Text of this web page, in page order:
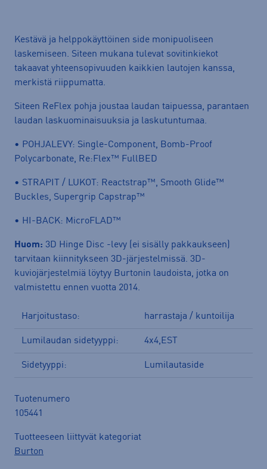
Kestävä ja helppokäyttöinen side monipuoliseen
laskemiseen. Siteen mukana tulevat sovitinkiekot
takaavat yhteensopivuuden kaikkien lautojen kanssa,
merkistä riippumatta.
Siteen ReFlex pohja joustaa laudan taipuessa, parantaen
laudan laskuominaisuuksia ja laskutuntumaa.
• POHJALEVY: Single-Component, Bomb-Proof
Polycarbonate, Re:Flex™ FullBED
• STRAPIT / LUKOT: Reactstrap™, Smooth Glide™
Buckles, Supergrip Capstrap™
• HI-BACK: MicroFLAD™
Huom: 3D Hinge Disc -levy (ei sisälly pakkaukseen)
tarvitaan kiinnitykseen 3D-järjestelmissä. 3D-
kuviojärjestelmiä löytyy Burtonin laudoista, jotka on
valmistettu ennen vuotta 2014.
Harjoitustaso: harrastaja / kuntoilija
Lumilaudan sidetyyppi: 4x4,EST
Sidetyyppi: Lumilautaside
Tuotenumero
105441
Tuotteeseen liittyvät kategoriat
Burton